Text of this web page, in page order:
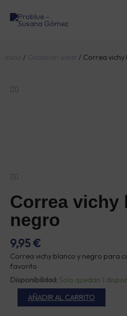
contenido
Inicio / Occasion wear / Correa vichy
Correa vichy
negro
9,95€
Correa vichy blanco y negro para
favorito
Disponibilidad: Solo quedan 1
Correa
vichy
blancoAÑADIR AL CARRITO